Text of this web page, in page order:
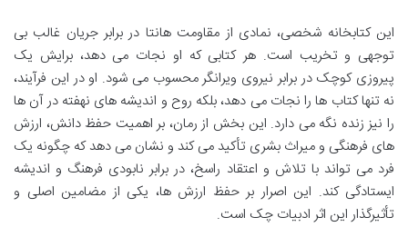
این کتابخانه شخصی، نمادی از مقاومت هانتا در برابر جریان غالب بی
توجهی و تخریب است. هر کتابی که او نجات می دهد، برایش یک
پیروزی کوچک در برابر نیروی ویرانگر محسوب می شود. او در این فرآیند،
نه تنها کتاب ها را نجات می دهد، بلکه روح و اندیشه های نهفته در آن ها
را نیز زنده نگه می دارد. این بخش از رمان، بر اهمیت حفظ دانش، ارزش
های فرهنگی و میراث بشری تأکید می کند و نشان می دهد که چگونه یک
فرد می تواند با تلاش و اعتقاد راسخ، در برابر نابودی فرهنگ و اندیشه
ایستادگی کند. این اصرار بر حفظ ارزش ها، یکی از مضامین اصلی و
تأثیرگذار این اثر ادبیات چک است.